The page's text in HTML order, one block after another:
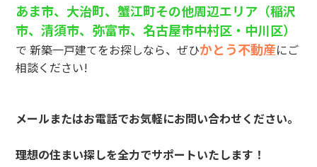
あま市、大治町、蟹江町その他周辺エリア（稲沢
市、清須市、弥富市、名古屋市中村区・中川区）
で 新築一戸建てをお探しなら、ぜひかとう不動産にご
相談ください!
メールまたはお電話でお気軽にお問い合わせください。
理想の住まい探しを全力でサポートいたします！